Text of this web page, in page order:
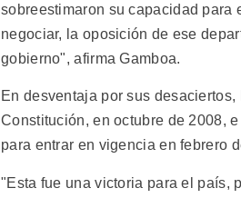
sobreestimaron su capacidad para
negociar, la oposición de ese
gobierno", afirma Gamboa.
En desventaja por sus
Constitución, en octubre de 2008,
para entrar en vigencia en febrero
"Esta fue una victoria para el país,